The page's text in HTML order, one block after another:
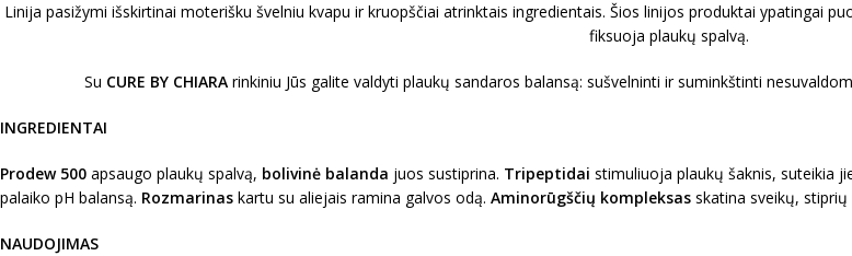
Linija pasižymi išskirtinai moterišku švelniu kvapu ir kruopščiai atrinktais ingredientais. Šios linijos produktai ypatingai
fiksuoja plaukų spalvą.
Su CURE BY CHIARA rinkiniu Jūs galite valdyti plaukų sandaros balansą: sušvelninti ir suminkštinti
INGREDIENTAI
Prodew 500 apsaugo plaukų spalvą, bolivinė balanda juos sustiprina. Tripeptidai stimuliuoja plaukų šaknis, suteikia
palaiko pH balansą. Rozmarinas kartu su aliejais ramina galvos odą. Aminorūgščių kompleksas skatina sveikų,
NAUDOJIMAS